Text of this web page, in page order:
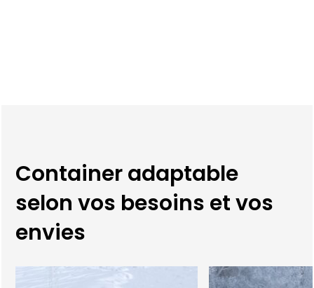
Container adaptable
selon vos besoins et vos
envies